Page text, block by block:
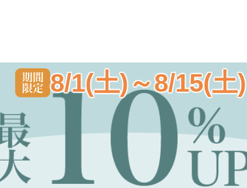
8/1(土)～8/15(土)